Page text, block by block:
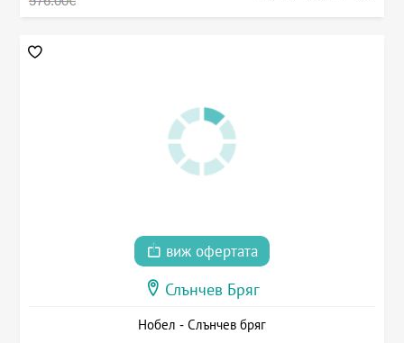
виж офертата
Слънчев Бряг
Нобел - Слънчев бряг